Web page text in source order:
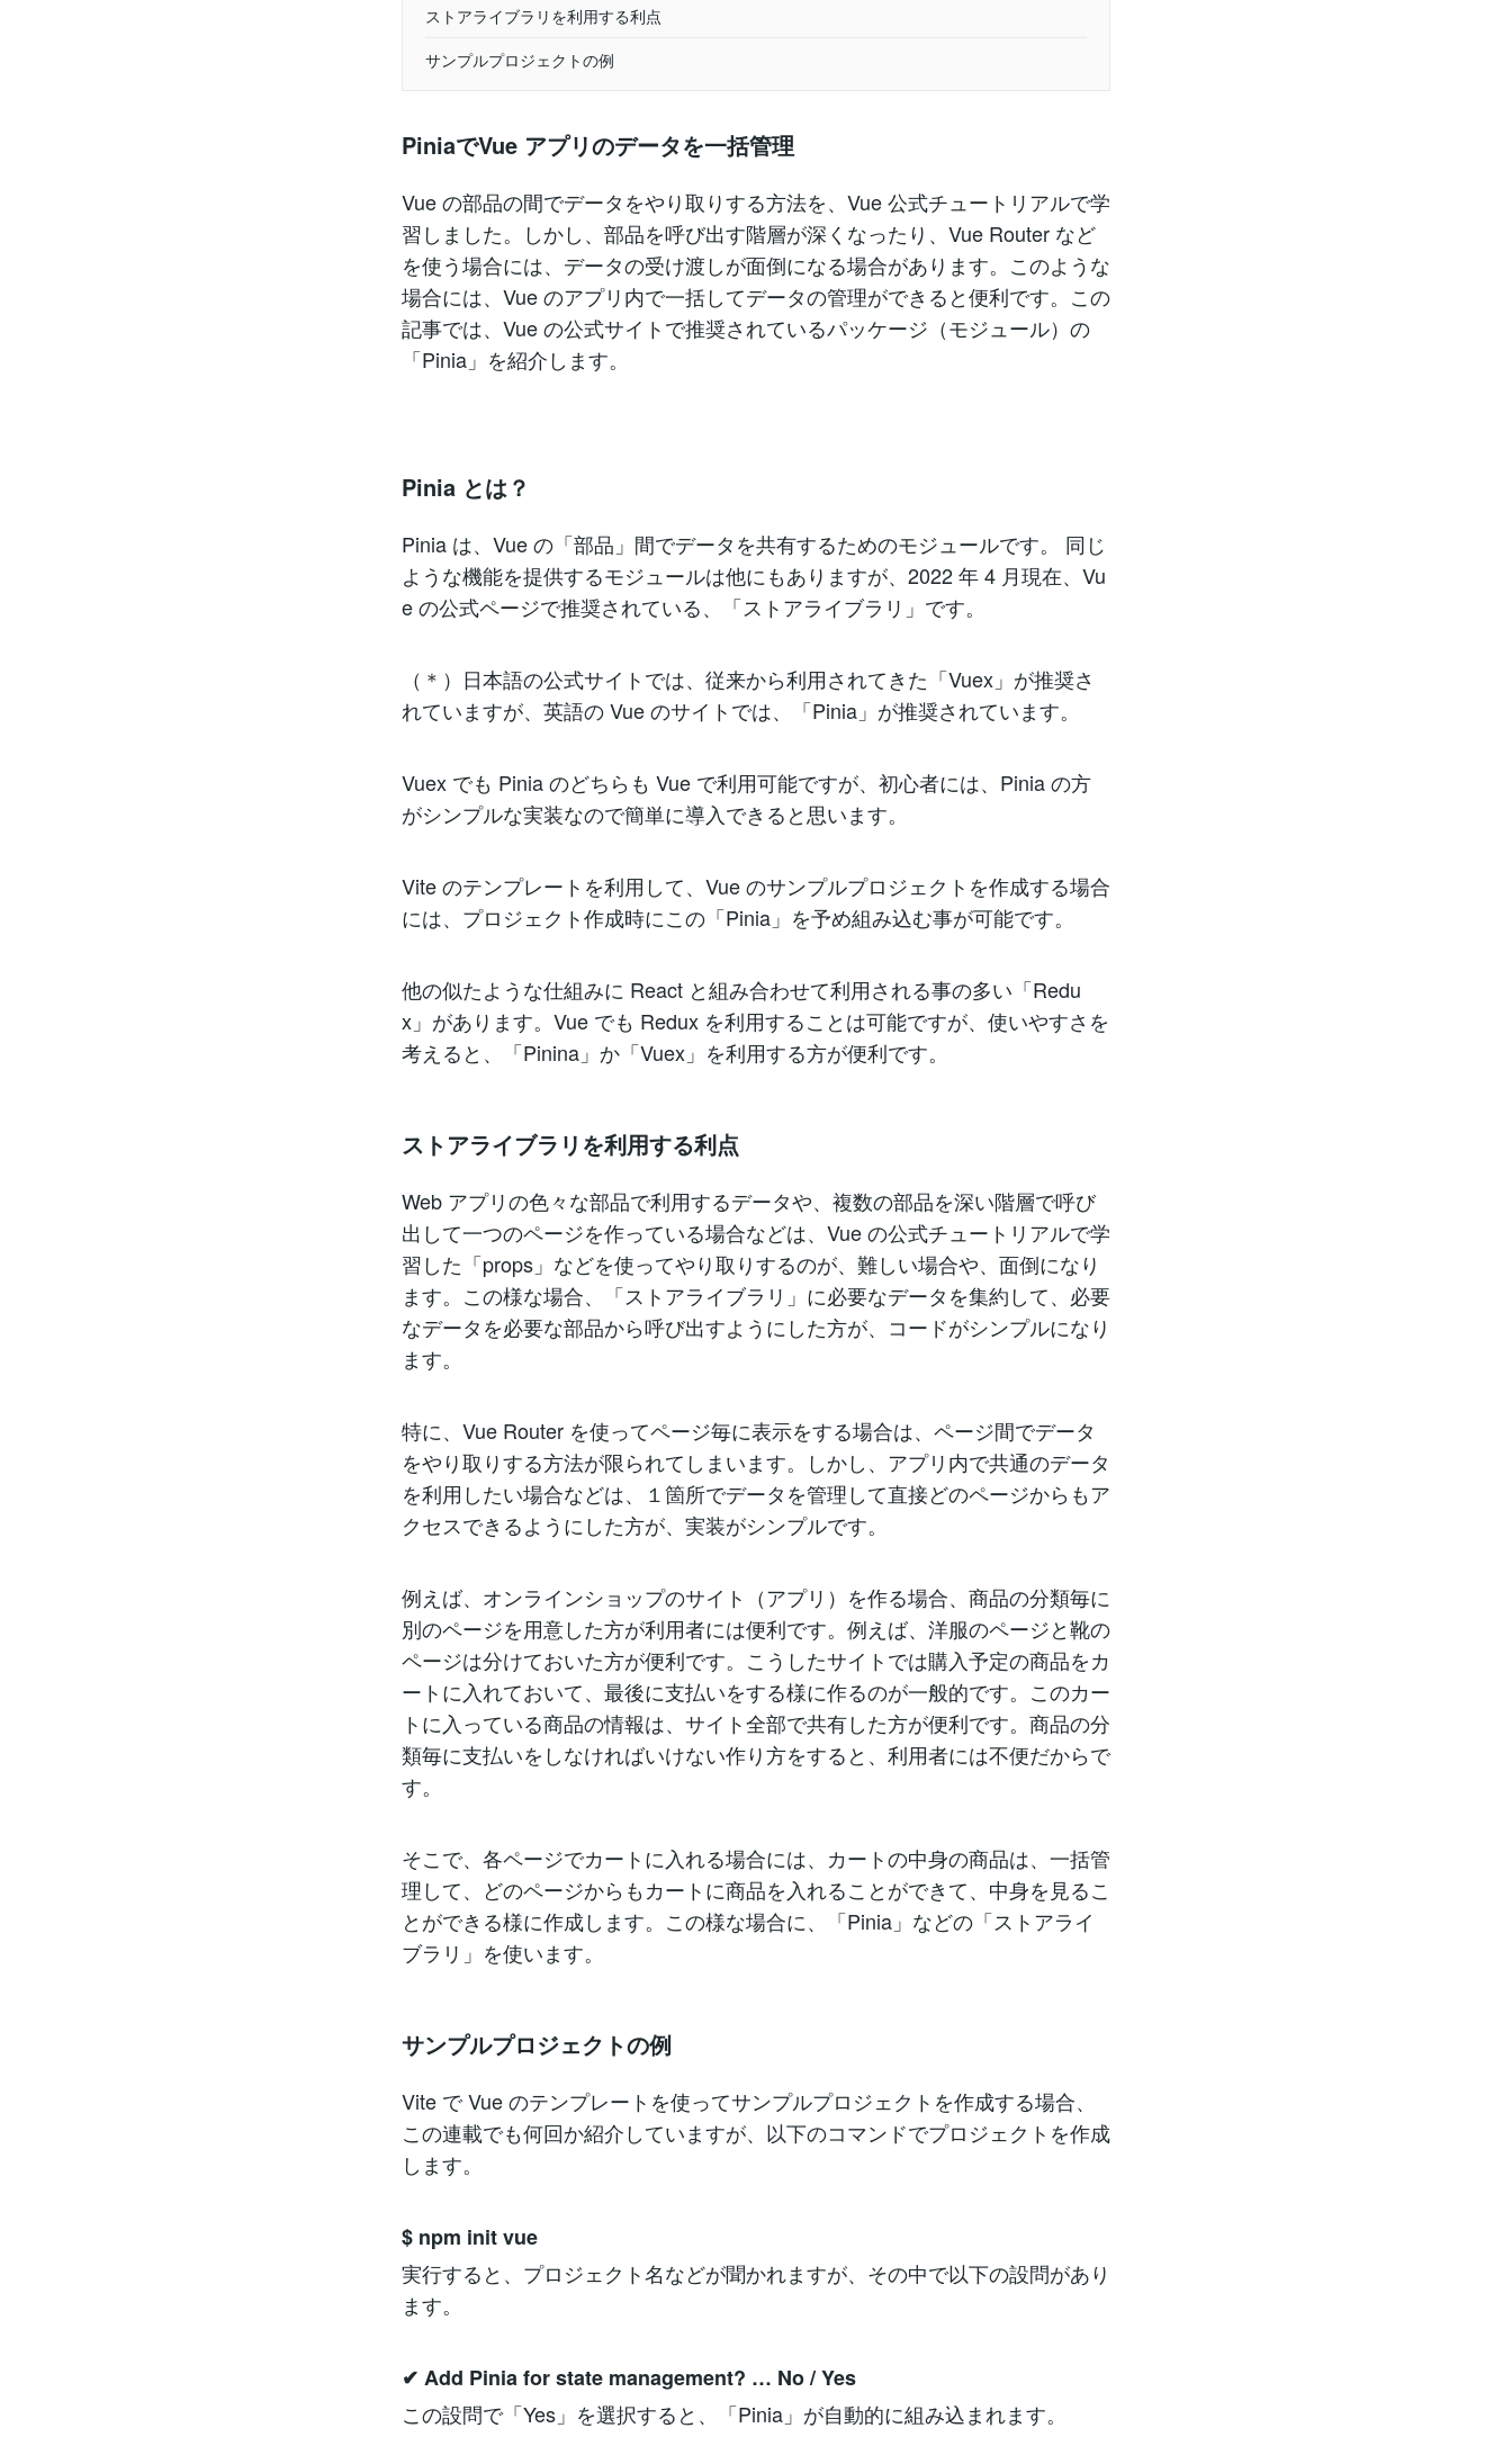
ストアライブラリを利用する利点
サンプルプロジェクトの例
PiniaでVue アプリのデータを一括管理
Vue の部品の間でデータをやり取りする方法を、Vue 公式チュートリアルで学
習しました。しかし、部品を呼び出す階層が深くなったり、Vue Router など
を使う場合には、データの受け渡しが面倒になる場合があります。このような
場合には、Vue のアプリ内で一括してデータの管理ができると便利です。この
記事では、Vue の公式サイトで推奨されているパッケージ（モジュール）の
「Pinia」を紹介します。
Pinia とは？
Pinia は、Vue の「部品」間でデータを共有するためのモジュールです。 同じ
ような機能を提供するモジュールは他にもありますが、2022 年 4 月現在、Vu
e の公式ページで推奨されている、「ストアライブラリ」です。
（＊）日本語の公式サイトでは、従来から利用されてきた「Vuex」が推奨さ
れていますが、英語の Vue のサイトでは、「Pinia」が推奨されています。
Vuex でも Pinia のどちらも Vue で利用可能ですが、初心者には、Pinia の方
がシンプルな実装なので簡単に導入できると思います。
Vite のテンプレートを利用して、Vue のサンプルプロジェクトを作成する場合
には、プロジェクト作成時にこの「Pinia」を予め組み込む事が可能です。
他の似たような仕組みに React と組み合わせて利用される事の多い「Redu
x」があります。Vue でも Redux を利用することは可能ですが、使いやすさを
考えると、「Pinina」か「Vuex」を利用する方が便利です。
ストアライブラリを利用する利点
Web アプリの色々な部品で利用するデータや、複数の部品を深い階層で呼び
出して一つのページを作っている場合などは、Vue の公式チュートリアルで学
習した「props」などを使ってやり取りするのが、難しい場合や、面倒になり
ます。この様な場合、「ストアライブラリ」に必要なデータを集約して、必要
なデータを必要な部品から呼び出すようにした方が、コードがシンプルになり
ます。
特に、Vue Router を使ってページ毎に表示をする場合は、ページ間でデータ
をやり取りする方法が限られてしまいます。しかし、アプリ内で共通のデータ
を利用したい場合などは、１箇所でデータを管理して直接どのページからもア
クセスできるようにした方が、実装がシンプルです。
例えば、オンラインショップのサイト（アプリ）を作る場合、商品の分類毎に
別のページを用意した方が利用者には便利です。例えば、洋服のページと靴の
ページは分けておいた方が便利です。こうしたサイトでは購入予定の商品をカ
ートに入れておいて、最後に支払いをする様に作るのが一般的です。このカー
トに入っている商品の情報は、サイト全部で共有した方が便利です。商品の分
類毎に支払いをしなければいけない作り方をすると、利用者には不便だからで
す。
そこで、各ページでカートに入れる場合には、カートの中身の商品は、一括管
理して、どのページからもカートに商品を入れることができて、中身を見るこ
とができる様に作成します。この様な場合に、「Pinia」などの「ストアライ
ブラリ」を使います。
サンプルプロジェクトの例
Vite で Vue のテンプレートを使ってサンプルプロジェクトを作成する場合、
この連載でも何回か紹介していますが、以下のコマンドでプロジェクトを作成
します。
$ npm init vue
実行すると、プロジェクト名などが聞かれますが、その中で以下の設問があり
ます。
✔ Add Pinia for state management? … No / Yes
この設問で「Yes」を選択すると、「Pinia」が自動的に組み込まれます。